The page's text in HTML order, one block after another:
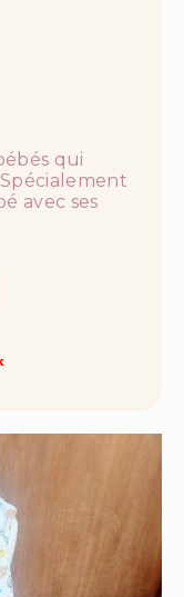
qui
avec ses